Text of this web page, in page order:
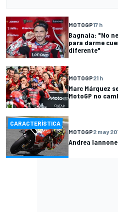
MOTOGP17 h
Bagnaia: "No
para darme
diferente"
MOTOGP21 h
Marc Márquez
MotoGP no
CARACTERÍSTICA
MOTOGP2 may
Andrea